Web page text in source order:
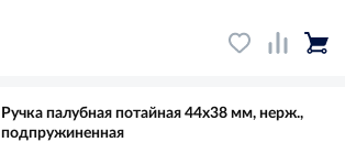
Ручка палубная потайная 44х38 мм, нерж.,
подпружиненная